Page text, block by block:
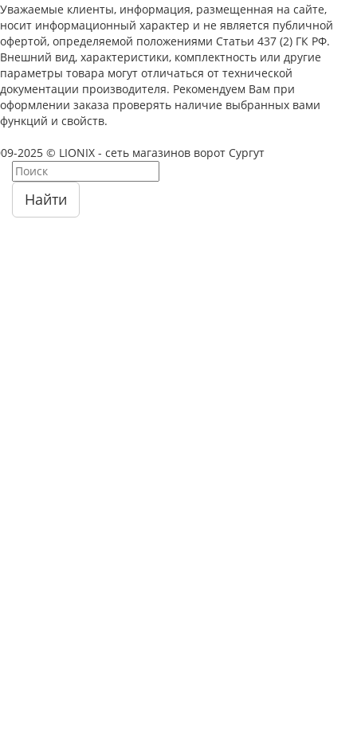
Уважаемые клиенты, информация, размещенная на сайте,
носит информационный характер и не является публичной
офертой, определяемой положениями Статьи 437 (2) ГК РФ.
Внешний вид, характеристики, комплектность или другие
параметры товара могут отличаться от технической
документации производителя. Рекомендуем Вам при
оформлении заказа проверять наличие выбранных вами
функций и свойств.
2025 © LIONIX - сеть магазинов ворот Сургут
Найти